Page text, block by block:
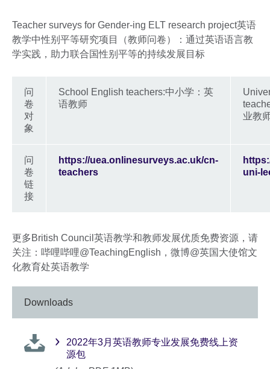
Teacher surveys for Gender-ing ELT research project英语
教学中性别平等研究项目（教师问卷）：通过英语语言教
学实践，助力联合国性别平等的持续发展目标
问
卷
对
象
School English teachers:中小学：英
语教师
业教
问
卷
链
接
https://uea.onlinesurveys.ac.uk/cn-
teachers
uni-
更多British Council英语教学和教师发展优质免费资源，请
关注：哔哩哔哩@TeachingEnglish，微博@英国大使馆文
化教育处英语教学
Downloads
2022年3月英语教师专业发展免费线上资
源包